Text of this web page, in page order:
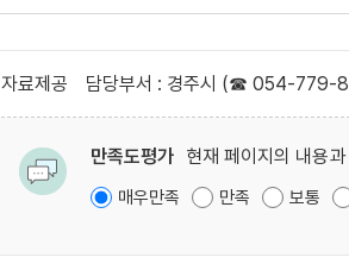
자료제공 담당부서 : 경주시 (☎ 054-779-
만족도평가 현재 페이지의 내용
매우만족 만족 보통